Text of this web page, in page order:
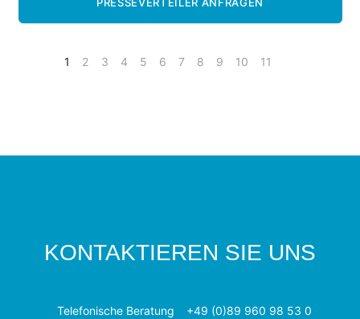
PRESSEVERTEILER ANFRAGEN
1 2 3 4 5 6 7 8 9 10 11
KONTAKTIEREN SIE UNS
Telefonische Beratung
+49 (0)89 960 98 53 0